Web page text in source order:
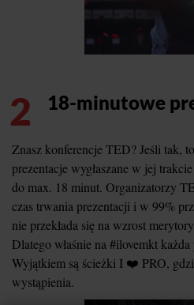
2 18-minutowe
Znasz konferencje TED? Jeśli tak,
prezentacje wygłaszane w jej
do max. 18 minut. Organizatorzy
czas trwania prezentacji i w 99%
nie przekłada się na wzrost
Dlatego właśnie na #ilovemkt
Wyjątkiem są ścieżki I ❤️ PRO,
wystąpienia.